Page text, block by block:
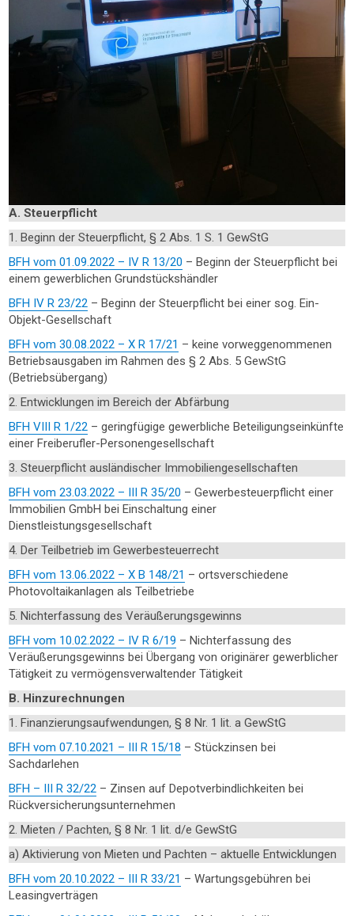
A. Steuerpflicht
1. Beginn der Steuerpflicht, § 2 Abs. 1 S. 1 GewStG
BFH vom 01.09.2022 – IV R 13/20 – Beginn der Steuerpflicht bei
einem gewerblichen Grundstückshändler
BFH IV R 23/22 – Beginn der Steuerpflicht bei einer sog. Ein-
Objekt-Gesellschaft
BFH vom 30.08.2022 – X R 17/21 – keine vorweggenommenen
Betriebsausgaben im Rahmen des § 2 Abs. 5 GewStG
(Betriebsübergang)
2. Entwicklungen im Bereich der Abfärbung
BFH VIII R 1/22 – geringfügige gewerbliche Beteiligungseinkünfte
einer Freiberufler-Personengesellschaft
3. Steuerpflicht ausländischer Immobiliengesellschaften
BFH vom 23.03.2022 – III R 35/20 – Gewerbesteuerpflicht einer
Immobilien GmbH bei Einschaltung einer
Dienstleistungsgesellschaft
4. Der Teilbetrieb im Gewerbesteuerrecht
BFH vom 13.06.2022 – X B 148/21 – ortsverschiedene
Photovoltaikanlagen als Teilbetriebe
5. Nichterfassung des Veräußerungsgewinns
BFH vom 10.02.2022 – IV R 6/19 – Nichterfassung des
Veräußerungsgewinns bei Übergang von originärer gewerblicher
Tätigkeit zu vermögensverwaltender Tätigkeit
B. Hinzurechnungen
1. Finanzierungsaufwendungen, § 8 Nr. 1 lit. a GewStG
BFH vom 07.10.2021 – III R 15/18 – Stückzinsen bei
Sachdarlehen
BFH – III R 32/22 – Zinsen auf Depotverbindlichkeiten bei
Rückversicherungsunternehmen
2. Mieten / Pachten, § 8 Nr. 1 lit. d/e GewStG
a) Aktivierung von Mieten und Pachten – aktuelle Entwicklungen
BFH vom 20.10.2022 – III R 33/21 – Wartungsgebühren bei
Leasingverträgen